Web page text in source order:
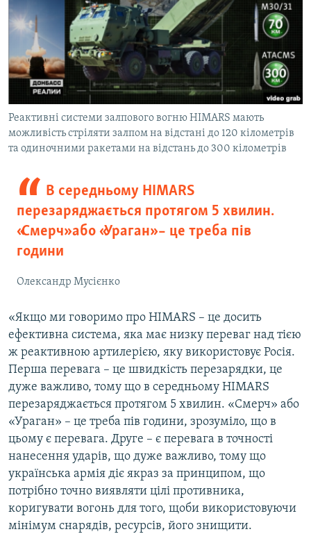
Реактивні системи залпового вогню HIMARS мають
можливість стріляти залпом на відстані до 120 кілометрів
та одиночними ракетами на відстань до 300 кілометрів
В середньому HIMARS
перезаряджається протягом 5 хвилин.
«Смерч» або «Ураган» – це треба пів
години
Олександр Мусієнко
«Якщо ми говоримо про HIMARS – це досить
ефективна система, яка має низку переваг над тією
ж реактивною артилерією, яку використовує Росія.
Перша перевага – це швидкість перезарядки, це
дуже важливо, тому що в середньому HIMARS
перезаряджається протягом 5 хвилин. «Смерч» або
«Ураган» – це треба пів години, зрозуміло, що в
цьому є перевага. Друге – є перевага в точності
нанесення ударів, що дуже важливо, тому що
українська армія діє якраз за принципом, що
потрібно точно виявляти цілі противника,
коригувати вогонь для того, щоби використовуючи
мінімум снарядів, ресурсів, його знищити.